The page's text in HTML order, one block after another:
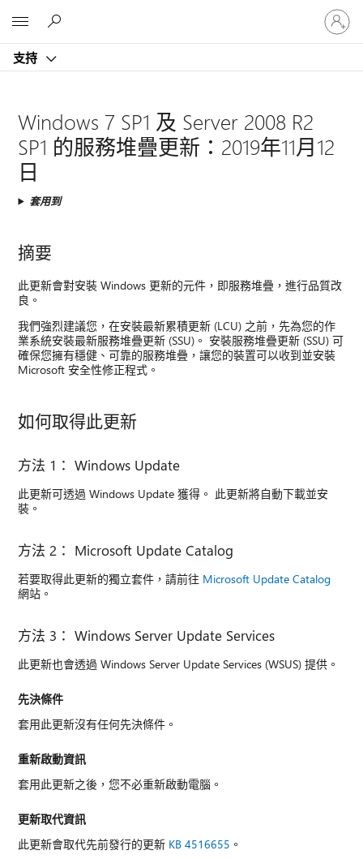
支持
登
入
您
Windows 7 SP1 及 Server 2008 R2
SP1 的服務堆疊更新：2019年11月12
日
套用到
摘要
此更新會對安裝 Windows 更新的元件，即服務堆疊，進行品質改
良。
我們強烈建議您，在安裝最新累積更新 (LCU) 之前，先為您的作
業系統安裝最新服務堆疊更新 (SSU)。 安裝服務堆疊更新 (SSU) 可
確保您擁有穩健、可靠的服務堆疊，讓您的裝置可以收到並安裝
Microsoft 安全性修正程式。
如何取得此更新
方法 1： Windows Update
此更新可透過 Windows Update 獲得。 此更新將自動下載並安
裝。
方法 2： Microsoft Update Catalog
若要取得此更新的獨立套件，請前往 Microsoft Update Catalog
網站。
方法 3： Windows Server Update Services
此更新也會透過 Windows Server Update Services (WSUS) 提供。
先決條件
套用此更新沒有任何先決條件。
重新啟動資訊
套用此更新之後，您不必重新啟動電腦。
更新取代資訊
此更新會取代先前發行的更新 KB 4516655 。